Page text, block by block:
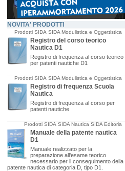
NOVITA' PRODOTTI
Prodotti SIDA SIDA Modulistica e Oggettistica
Registro del corso teorico
Nautica D1
Registro di frequenza al corso teorico
per patenti nautiche D1
Prodotti SIDA SIDA Modulistica e Oggettistica
Registro di frequenza Scuola
Nautica
Registro di frequenza al corso per
patenti nautiche
Prodotti SIDA SIDA Nautica SIDA Editoria
Manuale della patente nautica
D1
Manuale realizzato per la
preparazione all'esame teorico
necessario per il conseguimento della
patente nautica di categoria D, tipo D1.